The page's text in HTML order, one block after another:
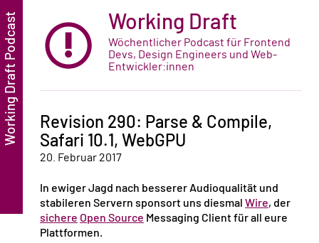
Working Draft
Wöchentlicher Podcast für Frontend
Devs, Design Engineers und Web-
Entwickler:innen
Revision 290: Parse & Compile,
Safari 10.1, WebGPU
20. Februar 2017
In ewiger Jagd nach besserer Audioqualität und
stabileren Servern sponsort uns diesmal Wire, der
sichere Open Source Messaging Client für all eure
Plattformen.